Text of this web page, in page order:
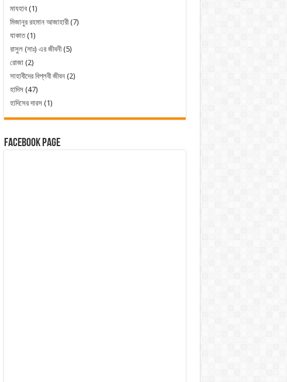
মাযহাব(1)
মিজানুর রহমান আজাহারী(7)
যাকাত(1)
রাসুল (সাঃ) এর জীবনী(5)
রোজা(2)
সাহাবীদের বিপ্লবী জীবন(2)
হাদিস(47)
হাদিসের দারস(1)
Facebook Page